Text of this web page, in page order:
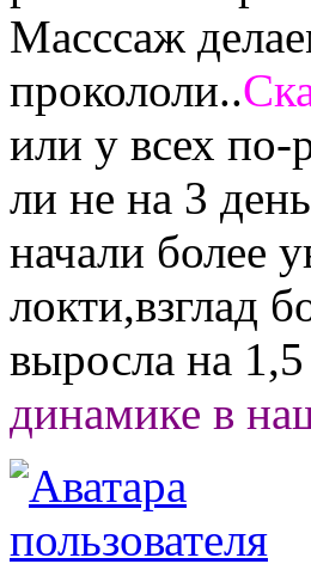
Масссаж
прокололи..
или у всех по-
ли не на 3
начали более
локти,взглад
выросла на
динамике в